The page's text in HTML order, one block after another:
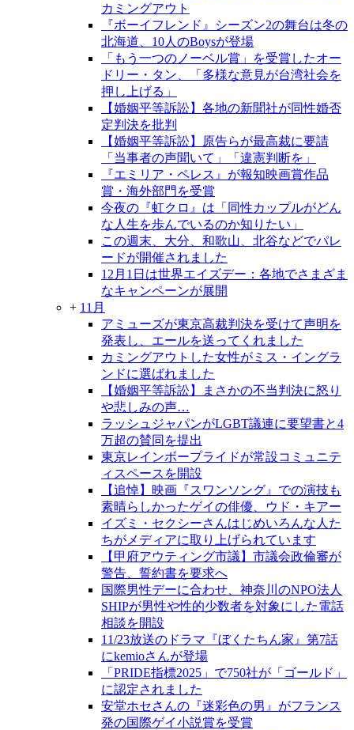
カミングアウト
『ボーイフレンド』シーズン2の舞台は冬の
北海道、10人のBoysが登場
「もう一つのノーベル賞」を受賞したオー
ドリー・タン、「多様な意見が台湾社会を
押し上げる」
【婚姻平等訴訟】各地の新聞社が同性婚否
定判決を批判
【婚姻平等訴訟】原告らが最高裁に要請
「当事者の声聞いて」「違憲判断を」
『エミリア・ペレス』が報知映画賞作品
賞・海外部門を受賞
今夜の『虹クロ』は「同性カップルがどん
な人生を歩んでいるのか知りたい」
この週末、大分、和歌山、北谷などでパレ
ードが開催されました
12月1日は世界エイズデー：各地でさまざま
なキャンペーンが展開
+ 11月
アミューズが東京高裁判決を受けて声明を
発表し、エールを送ってくれました
カミングアウトした女性がミス・イングラ
ンドに選ばれました
【婚姻平等訴訟】まさかの不当判決に怒り
や悲しみの声…
ラッシュジャパンがLGBT議連に要望書と4
万超の賛同を提出
東京レインボープライドが常設コミュニテ
ィスペースを開設
【追悼】映画『スワンソング』での演技も
素晴らしかったゲイの俳優、ウド・キアー
イズミ・セクシーさんはじめいろんな人た
ちがメディアに取り上げられています
【甲府アウティング市議】市議会政倫審が
警告、誓約書を要求へ
国際男性デーに合わせ、神奈川のNPO法人
SHIPが男性や性的少数者を対象にした電話
相談を開設
11/23放送のドラマ『ぼくたちん家』第7話
にkemioさんが登場
「PRIDE指標2025」で750社が「ゴールド」
に認定されました
安堂ホセさんの『迷彩色の男』がフランス
発の国際ゲイ小説賞を受賞